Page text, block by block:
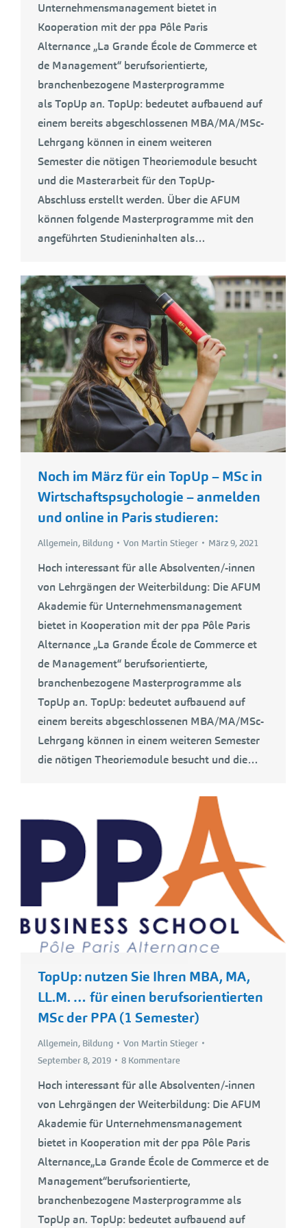
Unternehmensmanagement bietet in
Kooperation mit der ppa Pôle Paris
Alternance „La Grande École de Commerce et
de Management“ berufsorientierte,
branchenbezogene Masterprogramme
als TopUp an. TopUp: bedeutet aufbauend auf
einem bereits abgeschlossenen MBA/MA/MSc-
Lehrgang können in einem weiteren
Semester die nötigen Theoriemodule besucht
und die Masterarbeit für den TopUp-
Abschluss erstellt werden. Über die AFUM
können folgende Masterprogramme mit den
angeführten Studieninhalten als…
Noch im März für ein TopUp – MSc in
Wirtschaftspsychologie – anmelden
und online in Paris studieren:
Allgemein, Bildung Von Martin Stieger März 9, 2021
Hoch interessant für alle Absolventen/-innen
von Lehrgängen der Weiterbildung: Die AFUM
Akademie für Unternehmensmanagement
bietet in Kooperation mit der ppa Pôle Paris
Alternance „La Grande École de Commerce et
de Management“ berufsorientierte,
branchenbezogene Masterprogramme als
TopUp an. TopUp: bedeutet aufbauend auf
einem bereits abgeschlossenen MBA/MA/MSc-
Lehrgang können in einem weiteren Semester
die nötigen Theoriemodule besucht und die…
TopUp: nutzen Sie Ihren MBA, MA,
LL.M. … für einen berufsorientierten
MSc der PPA (1 Semester)
Allgemein, Bildung Von Martin Stieger
September 8, 2019
8 Kommentare
Hoch interessant für alle Absolventen/-innen
von Lehrgängen der Weiterbildung: Die AFUM
Akademie für Unternehmensmanagement
bietet in Kooperation mit der ppa Pôle Paris
Alternance„La Grande École de Commerce et de
Management“berufsorientierte,
branchenbezogene Masterprogramme als
TopUp an. TopUp: bedeutet aufbauend auf